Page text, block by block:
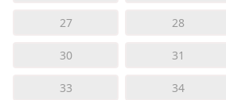
27 28
30 31
33 34